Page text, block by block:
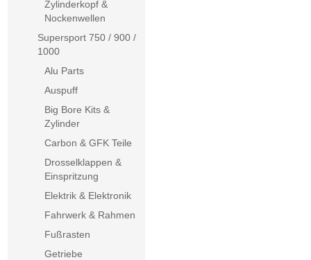
Zylinderkopf &
Nockenwellen
Supersport 750 / 900 /
1000
Alu Parts
Auspuff
Big Bore Kits &
Zylinder
Carbon & GFK Teile
Drosselklappen &
Einspritzung
Elektrik & Elektronik
Fahrwerk & Rahmen
Fußrasten
Getriebe